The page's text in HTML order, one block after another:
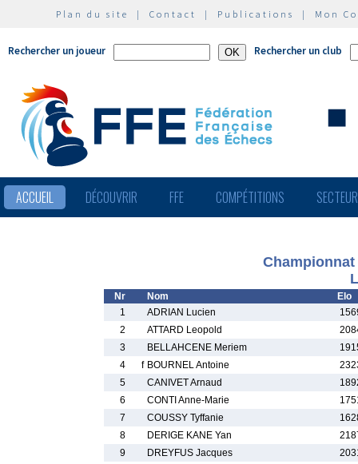
Plan du site | Contact | Publications | Mon
Rechercher un joueur Rechercher un club
ACCUEIL DÉCOUVRIR FFE COMPÉTITIONS
Championnat
Nr Nom
Elo
1
ADRIAN Lucien
2
ATTARD Leopold
3
BELLAHCENE Meriem
4
f BOURNEL Antoine
5
CANIVET Arnaud
6
CONTI Anne-Marie
7
COUSSY Tyffanie
8
DERIGE KANE Yan
9
DREYFUS Jacques